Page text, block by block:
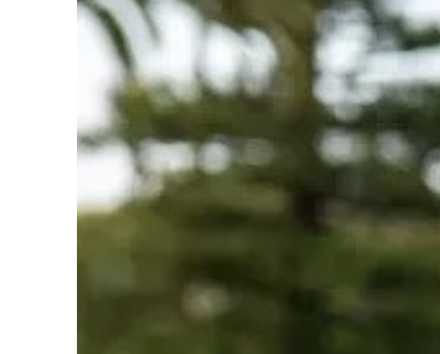
Decoración
Material de
hosteleria